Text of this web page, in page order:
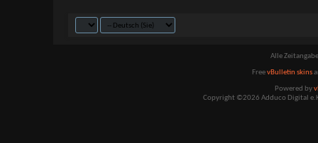
Alle
FreevBulletin skins
Powered by
Copyright ©2026 Adduco Digital